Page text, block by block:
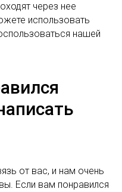
через нее
использовать
нашей
от вас, и нам очень
Если вам понравился